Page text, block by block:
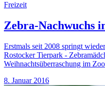
Freizeit
Zebra-Nachwuchs
Erstmals seit 2008 springt
Rostocker Tierpark -
Weihnachtsüberraschung im Zoo
8. Januar 2016